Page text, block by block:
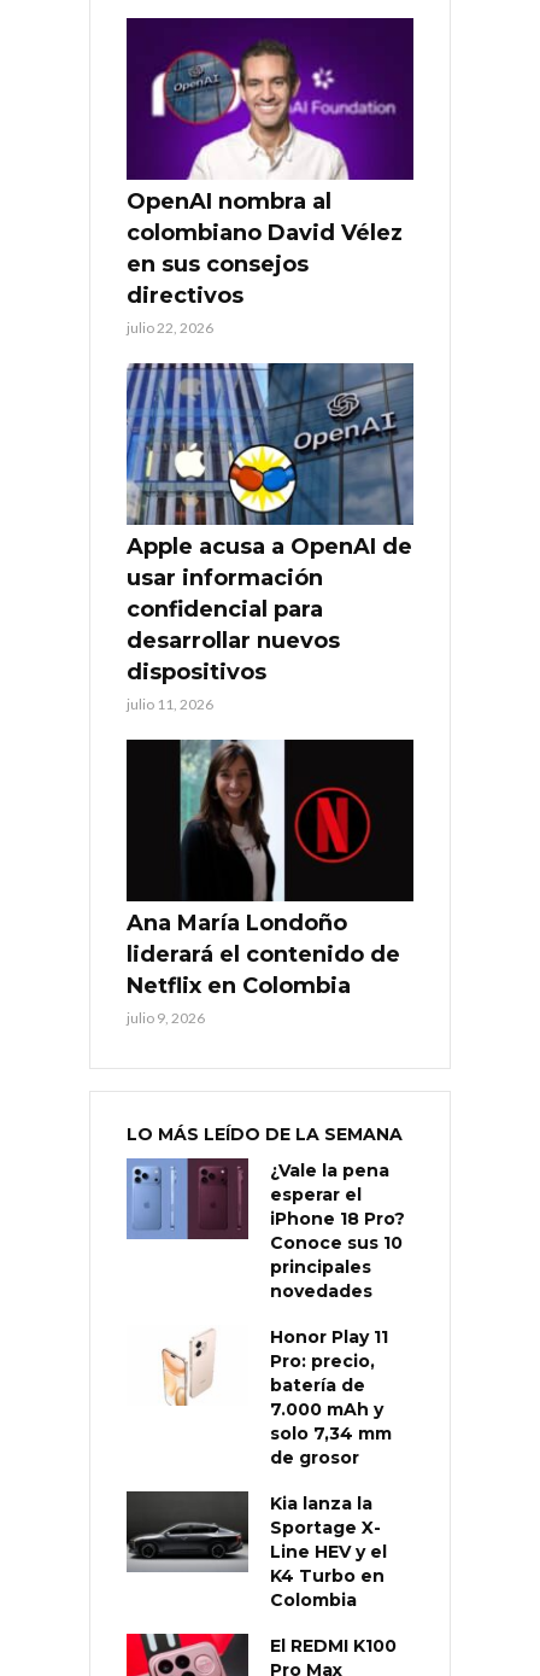
OpenAI nombra al
colombiano David Vélez
en sus consejos
directivos
julio 22, 2026
Apple acusa a OpenAI de
usar información
confidencial para
desarrollar nuevos
dispositivos
julio 11, 2026
Ana María Londoño
liderará el contenido de
Netflix en Colombia
julio 9, 2026
LO MÁS LEÍDO DE LA SEMANA
¿Vale la pena
esperar el
iPhone 18 Pro?
Conoce sus 10
principales
novedades
Honor Play 11
Pro: precio,
batería de
7.000 mAh y
solo 7,34 mm
de grosor
Kia lanza la
Sportage X-
Line HEV y el
K4 Turbo en
Colombia
El REDMI K100
Pro Max